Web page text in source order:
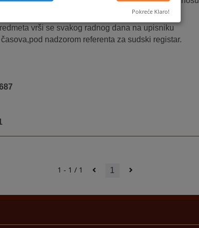
vrši se svakog radnog dana na upisniku
nadzorom referenta za sudski registar.
1 - 1 / 1 1
Pokreće Klaro!